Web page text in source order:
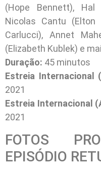
(Hope Bennett), Hal
Nicolas Cantu (Elton
Carlucci), Annet
(Elizabeth Kublek) e
Duração: 45 minutos
Estreia Internacional
2021
Estreia Internacional
2021
FOTOS
EPISÓDIO